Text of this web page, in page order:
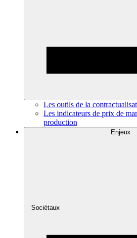
Les outils de la
Les indicateurs de prix de
production
Enjeux
Sociétaux